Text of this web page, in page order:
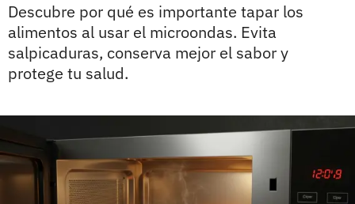
Descubre por qué es importante tapar los
alimentos al usar el microondas. Evita
salpicaduras, conserva mejor el sabor y
protege tu salud.